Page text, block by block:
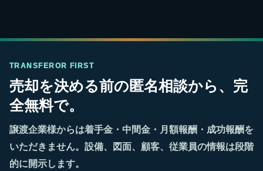
TRANSFEROR FIRST
売却を決める前の匿名相談から、完
全無料で。
譲渡企業様からは着手金・中間金・月額報酬・成功報酬を
いただきません。設備、図面、顧客、従業員の情報は段階
的に開示します。